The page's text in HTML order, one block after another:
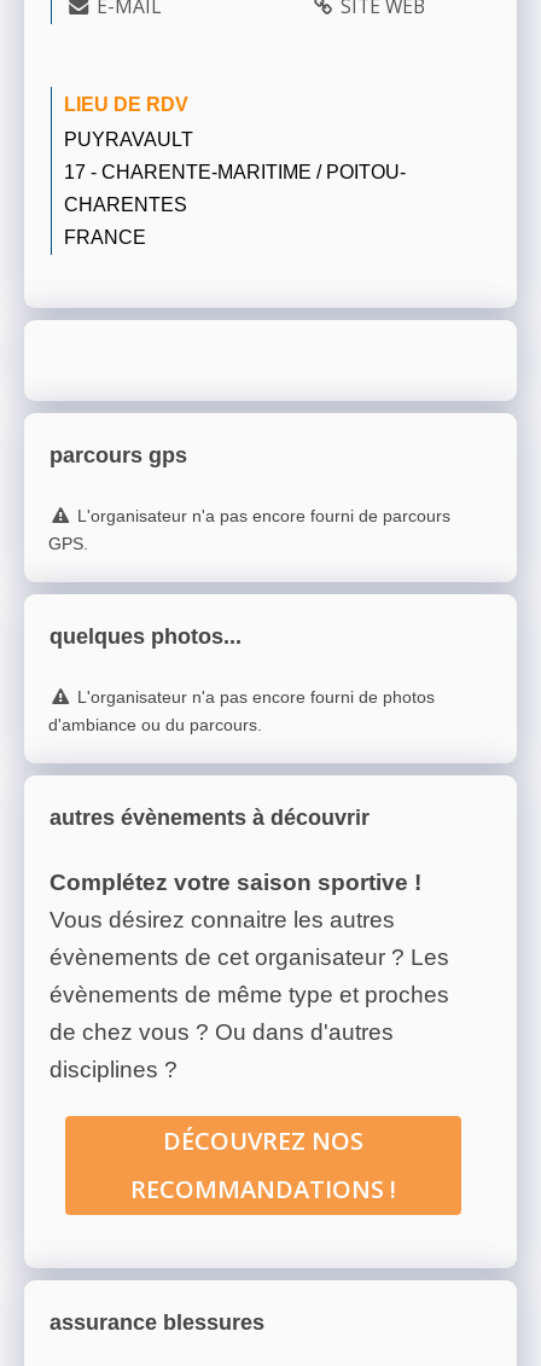
E-MAIL SITE WEB
LIEU DE RDV
PUYRAVAULT
17 - CHARENTE-MARITIME / POITOU-
CHARENTES
FRANCE
parcours gps
L'organisateur n'a pas encore fourni de parcours
GPS.
quelques photos...
L'organisateur n'a pas encore fourni de photos
d'ambiance ou du parcours.
autres évènements à découvrir
Complétez votre saison sportive !
Vous désirez connaitre les autres
évènements de cet organisateur ? Les
évènements de même type et proches
de chez vous ? Ou dans d'autres
disciplines ?
DÉCOUVREZ NOS
RECOMMANDATIONS !
assurance blessures